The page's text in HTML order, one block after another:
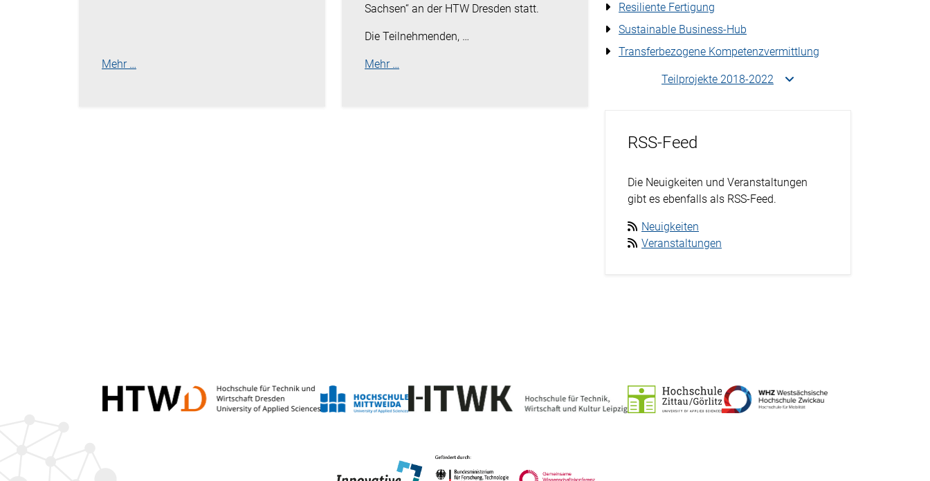
Mehr …
Sachsen“ an der HTW Dresden statt.
Die Teilnehmenden, …
Mehr …
Resiliente Fertigung
Sustainable Business-Hub
Transferbezogene Kompetenzvermittlung
Teilprojekte 2018-2022
RSS-Feed
Die Neuigkeiten und Veranstaltungen
gibt es ebenfalls als RSS-Feed.
Neuigkeiten
Veranstaltungen